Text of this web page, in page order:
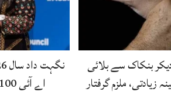
بنکاک سے بلائی
زیادتی، ملزم گرفتار
اے آئی 100’ فہرست میں شامل